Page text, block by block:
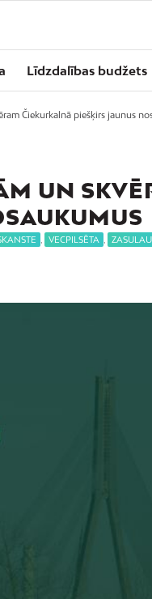
Līdzdalības budžets
Čiekurkalnā piešķirs jaunus
UN
VECPILSĒTA